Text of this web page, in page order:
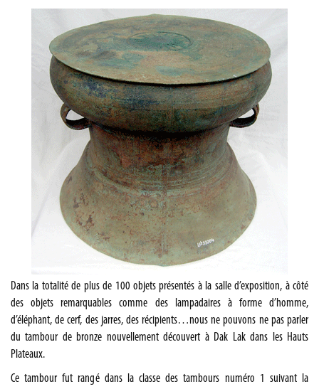
Dans la totalité de plus de 100 objets présentés à la salle d’exposition, à côté
des objets remarquables comme des lampadaires à forme d’homme,
d’éléphant, de cerf, des jarres, des récipients…nous ne pouvons ne pas parler
du tambour de bronze nouvellement découvert à Dak Lak dans les Hauts
Plateaux.
Ce tambour fut rangé dans la classe des tambours numéro 1 suivant la